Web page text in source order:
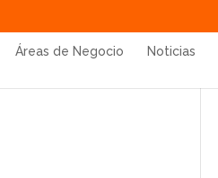
Áreas de Negocio Noticias